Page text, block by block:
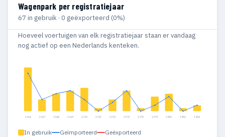
Wagenpark per registratiejaar
67 in gebruik · 0 geëxporteerd (0%)
Hoeveel voertuigen van elk registratiejaar staan er vandaag
nog actief op een Nederlands kenteken.
1966 1967 1968 1969 1970 1971 1972 1973 1975 1979 1980 1982 1984
In gebruik Geïmporteerd Geëxporteerd